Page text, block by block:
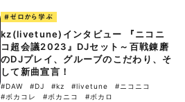
#ゼロから学ぶ
kz(livetune)インタビュー 『ニコニ
コ超会議2023』DJセット～百戦錬磨
のDJプレイ、グルーブのこだわり、そ
して新曲宣言！
#DAW #DJ #kz #livetune
#ニコニコ
#ボカコレ
#ボカニコ #ボカロ